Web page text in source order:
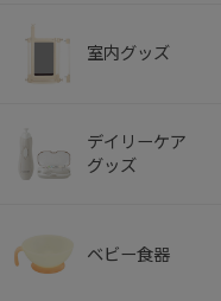
室内グッズ
デイリーケア
グッズ
ベビー食器